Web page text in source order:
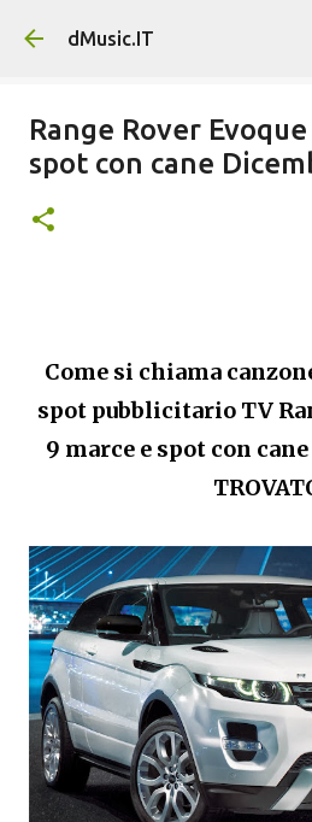
Passa ai contenuti
dMusic.IT
Range Rover
spot con cane
Come si chiama
spot pubblicitario TV
9 marce e spot con